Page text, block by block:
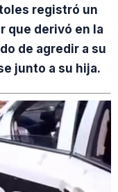
registró un
que derivó en la
de agredir a su
junto a su hija.